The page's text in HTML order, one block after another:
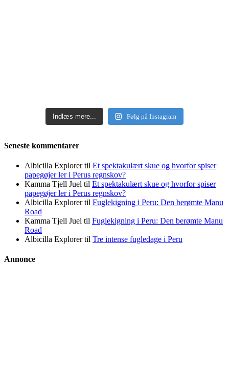
Indlæs mere... Følg på Instagram
Seneste kommentarer
Albicilla Explorertil Et spektakulært skue og hvorfor spiser
papegøjer ler i Perus regnskov?
Kamma Tjell Juel til Et spektakulært skue og hvorfor spiser
papegøjer ler i Perus regnskov?
Albicilla Explorertil Fuglekigning i Peru: Den berømte Manu
Road
Kamma Tjell Juel til Fuglekigning i Peru: Den berømte Manu
Road
Albicilla Explorertil Tre intense fugledage i Peru
Annonce